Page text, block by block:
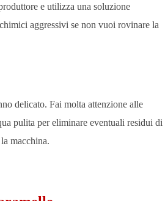
e utilizza una soluzione
aggressivi se non vuoi rovinare la
delicato. Fai molta attenzione alle
pulita per eliminare eventuali residui di
macchina.